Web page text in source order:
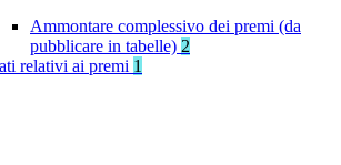
Ammontare complessivo dei premi (da
pubblicare in tabelle) 2
relativi ai premi 1